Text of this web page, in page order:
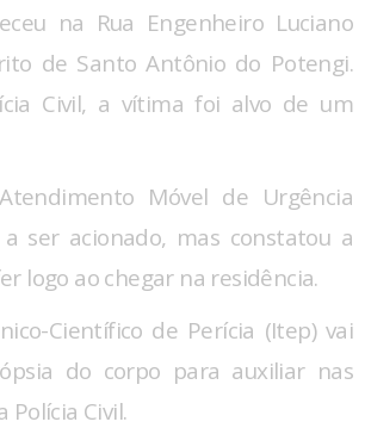
na Rua Engenheiro Luciano
de Santo Antônio do Potengi.
Civil, a vítima foi alvo de um
Móvel de Urgência
a ser acionado, mas constatou a
logo ao chegar na residência.
Científico de Perícia (Itep) vai
do corpo para auxiliar nas
Polícia Civil.